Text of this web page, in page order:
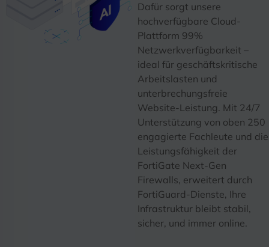
Dafür sorgt unsere
hochverfügbare Cloud-
Plattform 99%
Netzwerkverfügbarkeit –
ideal für geschäftskritische
Arbeitslasten und
unterbrechungsfreie
Website-Leistung. Mit 24/7
Unterstützung von oben 250
engagierte Fachleute und die
Leistungsfähigkeit der
FortiGate Next-Gen
Firewalls, erweitert durch
FortiGuard-Dienste, Ihre
Infrastruktur bleibt stabil,
sicher, und immer online.